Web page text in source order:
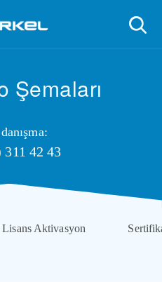
Şemaları
311 42 43
Lisans Aktivasyon